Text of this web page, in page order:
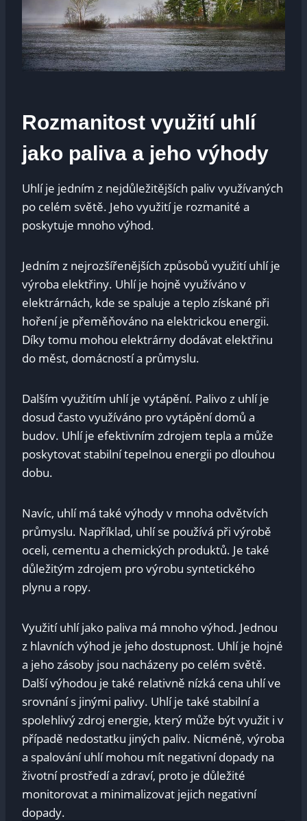
Rozmanitost využití uhlí
jako paliva a jeho výhody
Uhlí je jedním z nejdůležitějších paliv využívaných
po celém světě. Jeho využití je rozmanité a
poskytuje mnoho výhod.
Jedním z nejrozšířenějších způsobů využití uhlí je
výroba elektřiny. Uhlí je hojně využíváno v
elektrárnách, kde se spaluje a teplo získané při
hoření je přeměňováno na elektrickou energii.
Díky tomu mohou elektrárny dodávat elektřinu
do měst, domácností a průmyslu.
Dalším využitím uhlí je vytápění. Palivo z uhlí je
dosud často využíváno pro vytápění domů a
budov. Uhlí je efektivním zdrojem tepla a může
poskytovat stabilní tepelnou energii po dlouhou
dobu.
Navíc, uhlí má také výhody v mnoha odvětvích
průmyslu. Například, uhlí se používá při výrobě
oceli, cementu a chemických produktů. Je také
důležitým zdrojem pro výrobu syntetického
plynu a ropy.
Využití uhlí jako paliva má mnoho výhod. Jednou
z hlavních výhod je jeho dostupnost. Uhlí je hojné
a jeho zásoby jsou nacházeny po celém světě.
Další výhodou je také relativně nízká cena uhlí ve
srovnání s jinými palivy. Uhlí je také stabilní a
spolehlivý zdroj energie, který může být využit i v
případě nedostatku jiných paliv. Nicméně, výroba
a spalování uhlí mohou mít negativní dopady na
životní prostředí a zdraví, proto je důležité
monitorovat a minimalizovat jejich negativní
dopady.